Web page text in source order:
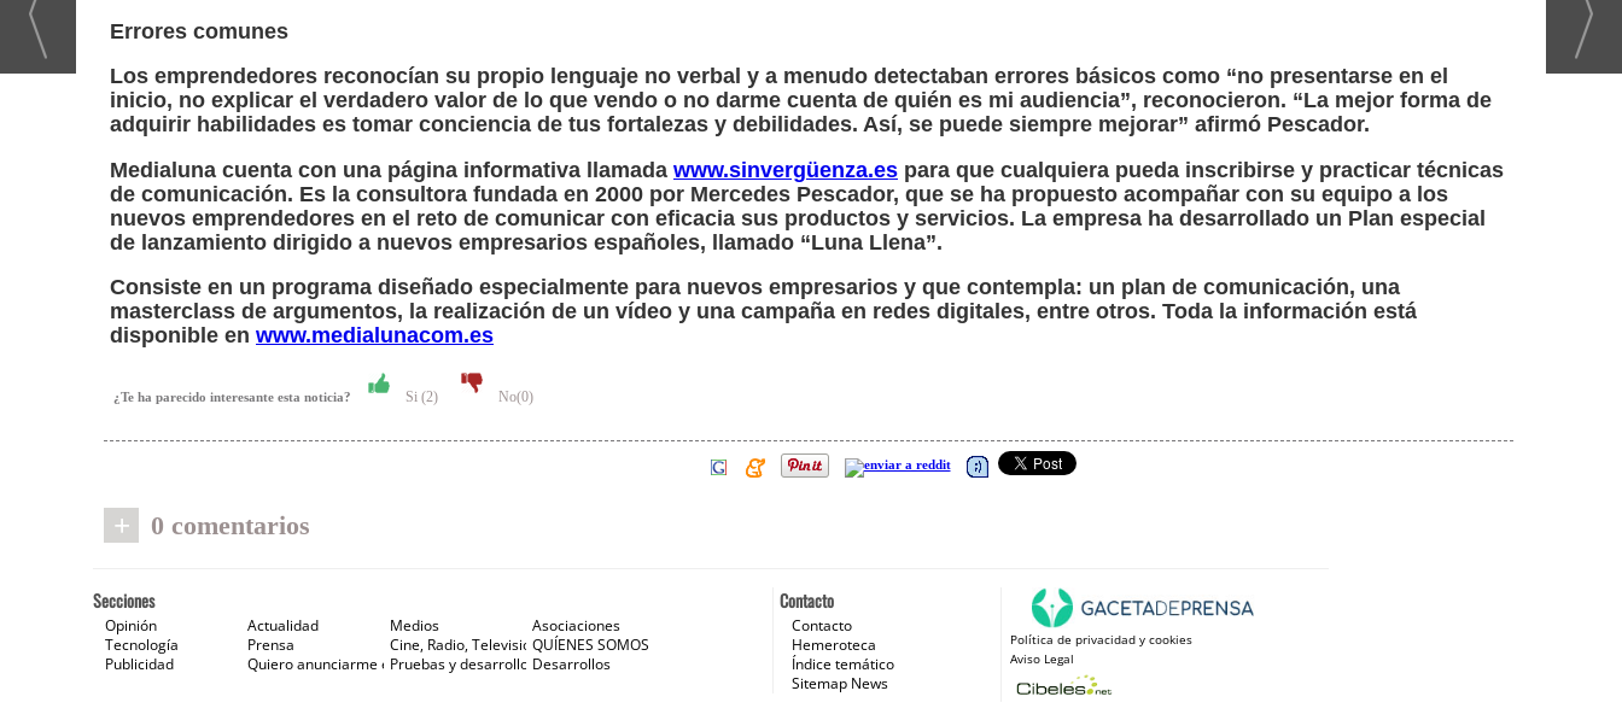
Errores comunes
Los emprendedores reconocían su propio lenguaje no verbal y a menudo detectaban errores básicos como “no presentarse en el
inicio, no explicar el verdadero valor de lo que vendo o no darme cuenta de quién es mi audiencia”, reconocieron. “La mejor forma de
adquirir habilidades es tomar conciencia de tus fortalezas y debilidades. Así, se puede siempre mejorar” afirmó Pescador.
Medialuna cuenta con una página informativa llamada www.sinvergüenza.es para que cualquiera pueda inscribirse y practicar técnicas
de comunicación. Es la consultora fundada en 2000 por Mercedes Pescador, que se ha propuesto acompañar con su equipo a los
nuevos emprendedores en el reto de comunicar con eficacia sus productos y servicios. La empresa ha desarrollado un Plan especial
de lanzamiento dirigido a nuevos empresarios españoles, llamado “Luna Llena”.
Consiste en un programa diseñado especialmente para nuevos empresarios y que contempla: un plan de comunicación, una
masterclass de argumentos, la realización de un vídeo y una campaña en redes digitales, entre otros. Toda la información está
disponible en www.medialunacom.es
¿Te ha parecido interesante esta noticia? Si (2) No(0)
+ 0 comentarios
Contacto
Contacto
Hemeroteca
Índice temático
Sitemap News
Política de privacidad y cookies
Aviso Legal
Secciones
Opinión Actualidad Medios
Asociaciones
Tecnología
Prensa Cine, Radio, Televisión e Internet
QUÍENES SOMOS
Publicidad
Quiero anunciarme en Gaceta de Prensa
Pruebas y desarrollosDesarrollos